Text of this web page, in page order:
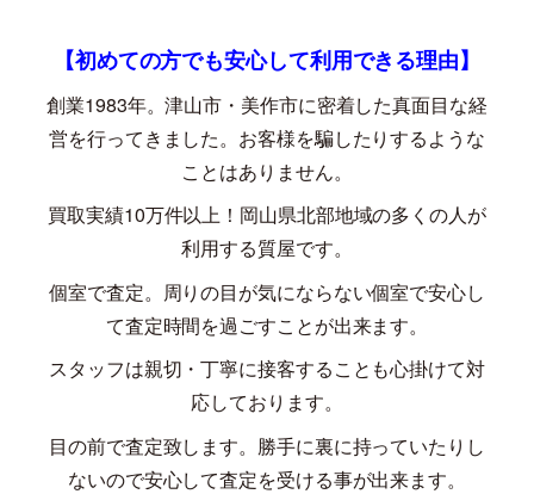
【初めての方でも安心して利用できる理由】
創業1983年。津山市・美作市に密着した真面目な経
営を行ってきました。お客様を騙したりするような
ことはありません。
買取実績10万件以上！岡山県北部地域の多くの人が
利用する質屋です。
個室で査定。周りの目が気にならない個室で安心し
て査定時間を過ごすことが出来ます。
スタッフは親切・丁寧に接客することも心掛けて対
応しております。
目の前で査定致します。勝手に裏に持っていたりし
ないので安心して査定を受ける事が出来ます。